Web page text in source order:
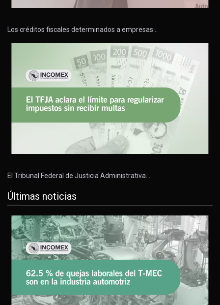
Los créditos fiscales determinados a empresas…
El Tribunal Federal de Justicia Administrativa…
Últimas noticias